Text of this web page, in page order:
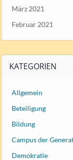
März 2021
Februar 2021
KATEGORIEN
Allgemein
Beteiligung
Bildung
Campus der
Demokratie